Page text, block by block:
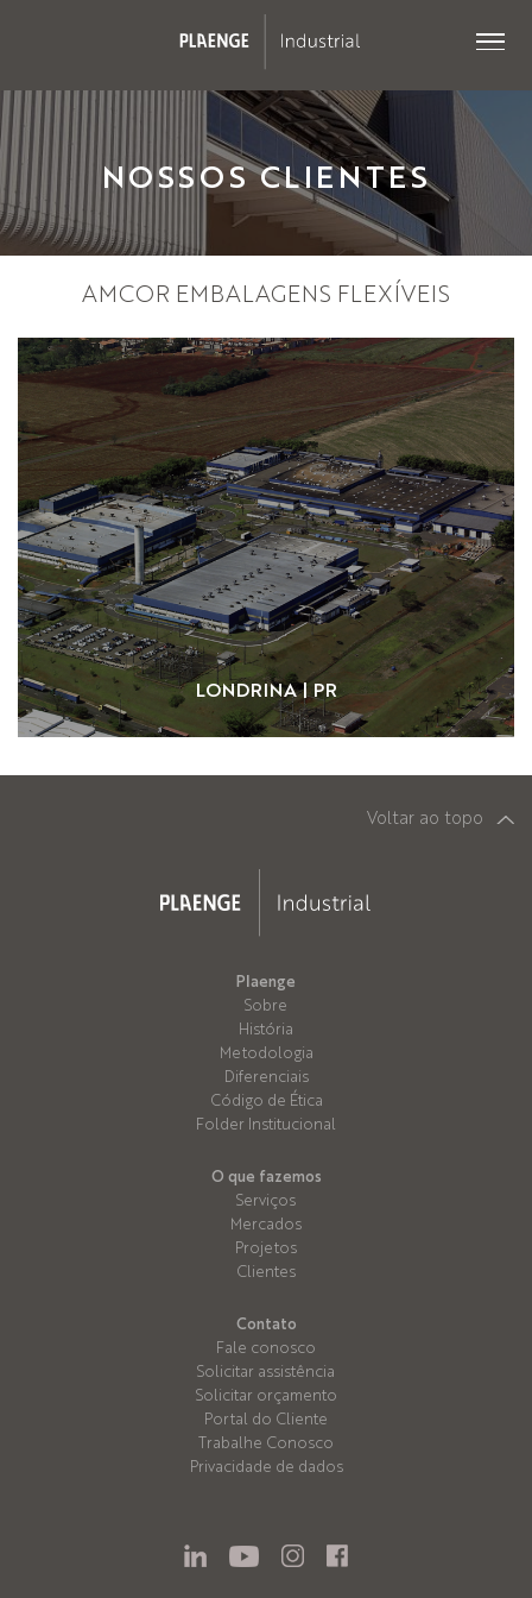
NOSSOS CLIENTES
AMCOR EMBALAGENS FLEXÍVEIS
LONDRINA | PR
Voltar ao topo
Plaenge
Sobre
História
Metodologia
Diferenciais
Código de Ética
Folder Institucional
O que fazemos
Serviços
Mercados
Projetos
Clientes
Contato
Fale conosco
Solicitar assistência
Solicitar orçamento
Portal do Cliente
Trabalhe Conosco
Privacidade de dados